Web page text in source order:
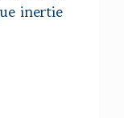
inertie